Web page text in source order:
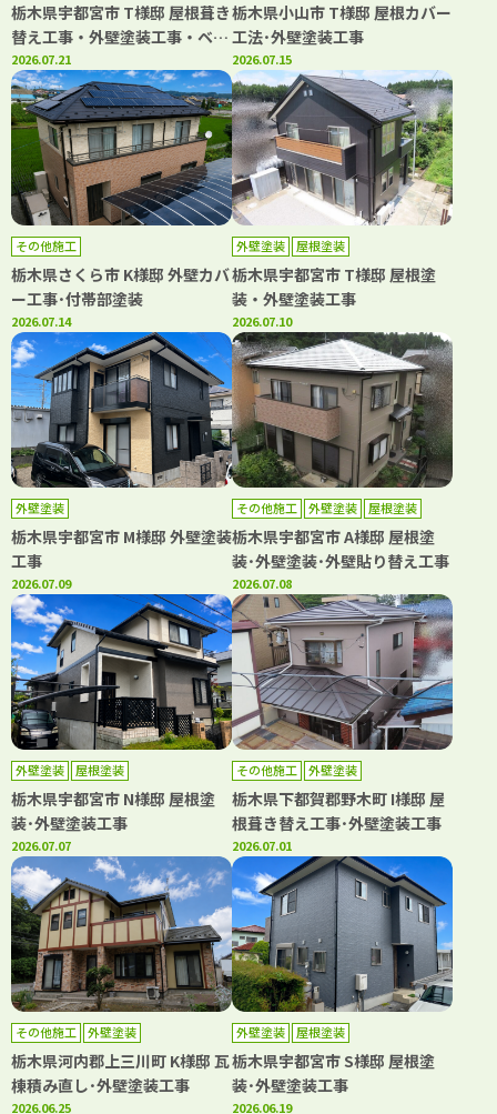
栃木県宇都宮市 T様邸 屋根葺き
替え工事・外壁塗装工事・ベラ
ンダシート防水工事
2026.07.21
栃木県小山市 T様邸 屋根カバー
工法･外壁塗装工事
2026.07.15
その他施工
栃木県さくら市 K様邸 外壁カバ
ー工事･付帯部塗装
2026.07.14
外壁塗装 屋根塗装
栃木県宇都宮市 T様邸 屋根塗
装・外壁塗装工事
2026.07.10
外壁塗装
栃木県宇都宮市 M様邸 外壁塗装
工事
2026.07.09
その他施工 外壁塗装 屋根塗装
栃木県宇都宮市 A様邸 屋根塗
装･外壁塗装･外壁貼り替え工事
2026.07.08
外壁塗装 屋根塗装
栃木県宇都宮市 N様邸 屋根塗
装･外壁塗装工事
2026.07.07
その他施工 外壁塗装
栃木県下都賀郡野木町 I様邸 屋
根葺き替え工事･外壁塗装工事
2026.07.01
その他施工 外壁塗装
栃木県河内郡上三川町 K様邸 瓦
棟積み直し･外壁塗装工事
2026.06.25
外壁塗装 屋根塗装
栃木県宇都宮市 S様邸 屋根塗
装･外壁塗装工事
2026.06.19